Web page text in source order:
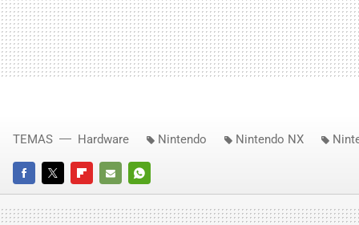
FACEBOOKTWITTERFLIPBOARD
E-
MAIL
WHATSAPP
TEMAS Hardware Nintendo Nintendo NX